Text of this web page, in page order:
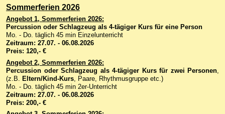
Sommerferien 2026
Angebot 1, Sommerferien 2026:
Percussion oder Schlagzeug als 4-tägiger Kurs für eine Person
Mo. - Do. täglich 45 min Einzelunterricht
Zeitraum: 27.07. - 06.08.2026
Preis: 120,- €
Angebot 2, Sommerferien 2026:
Percussion oder Schlagzeug als 4-tägiger Kurs für zwei Personen
(z.B. Eltern/Kind-Kurs , Paare, Rhythmusgruppe etc.)
Mo. - Do. täglich 45 min 2er-Unterricht
Zeitraum: 27.07. - 06.08.2026
Preis: 200,- €